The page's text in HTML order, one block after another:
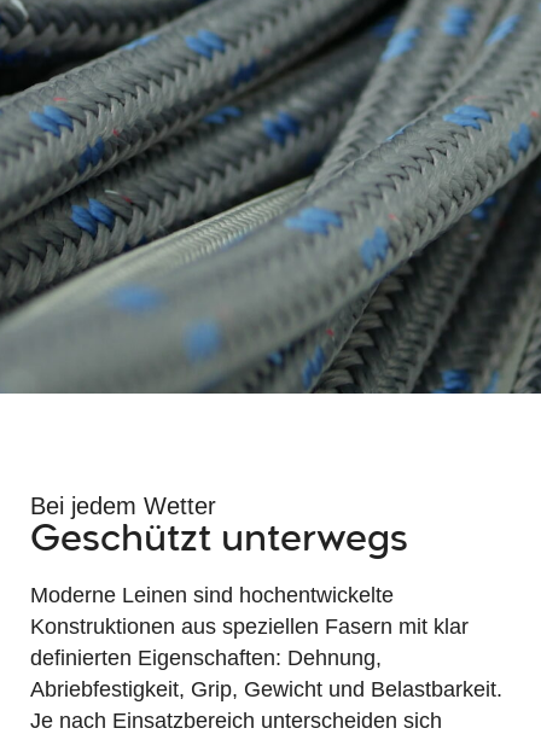
Bei jedem Wetter
Geschützt unterwegs
Moderne Leinen sind hochentwickelte
Konstruktionen aus speziellen Fasern mit klar
definierten Eigenschaften: Dehnung,
Abriebfestigkeit, Grip, Gewicht und Belastbarkeit.
Je nach Einsatzbereich unterscheiden sich